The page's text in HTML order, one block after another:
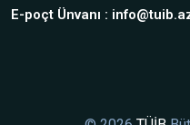
E-poçt Ünvanı :